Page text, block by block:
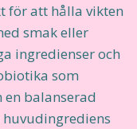
för att hålla vikten
smak eller
ingredienser och
som
balanserad